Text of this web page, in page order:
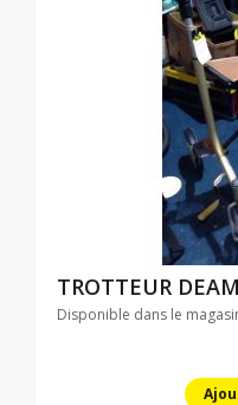
TROTTEUR
Disponible dans le